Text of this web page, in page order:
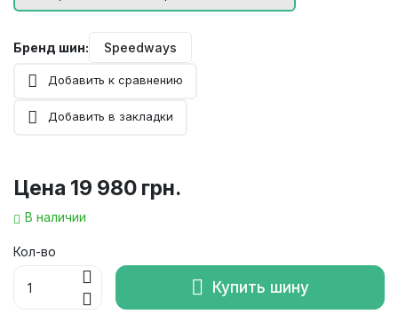
Бренд шин: Speedways
Добавить к сравнению
Добавить в закладки
Цена 19 980 грн.
В наличии
Кол-во
Купить шину